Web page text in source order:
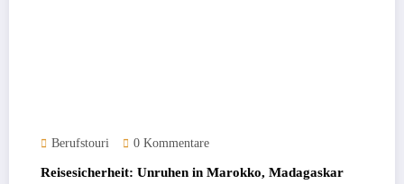
Berufstouri 0 Kommentare
Reisesicherheit: Unruhen in Marokko, Madagaskar